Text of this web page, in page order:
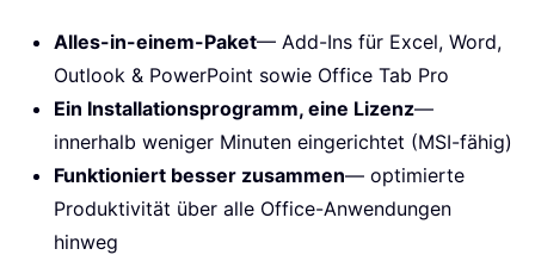
Alles-in-einem-Paket— Add-Ins für Excel, Word,
Outlook & PowerPoint sowie Office Tab Pro
Ein Installationsprogramm, eine Lizenz—
innerhalb weniger Minuten eingerichtet (MSI-fähig)
Funktioniert besser zusammen— optimierte
Produktivität über alle Office-Anwendungen
hinweg